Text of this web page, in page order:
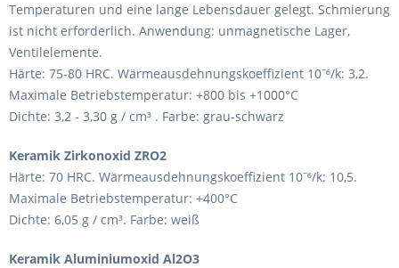
Temperaturen und eine lange Lebensdauer gelegt. Schmierung
ist nicht erforderlich. Anwendung: unmagnetische Lager,
Ventilelemente.
Härte: 75-80 HRC. Wärmeausdehnungskoeffizient 10⁻⁶/k: 3,2.
Maximale Betriebstemperatur: +800 bis +1000°C
Dichte: 3,2 - 3,30 g / cm³ . Farbe: grau-schwarz
Keramik Zirkonoxid ZRO2
Härte: 70 HRC. Wärmeausdehnungskoeffizient 10⁻⁶/k: 10,5.
Maximale Betriebstemperatur: +400°C
Dichte: 6,05 g / cm³. Farbe: weiß
Keramik Aluminiumoxid Al2O3